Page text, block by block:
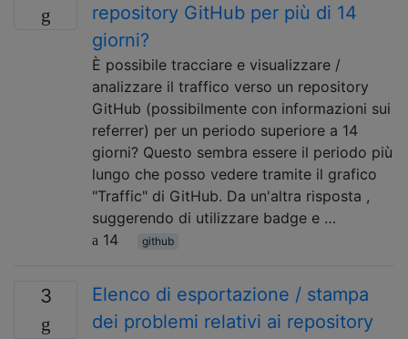
repository GitHub per più di 14
giorni?
È possibile tracciare e visualizzare /
analizzare il traffico verso un repository
GitHub (possibilmente con informazioni sui
referrer) per un periodo superiore a 14
giorni? Questo sembra essere il periodo più
lungo che posso vedere tramite il grafico
"Traffic" di GitHub. Da un'altra risposta ,
suggerendo di utilizzare badge e …
14
github
3
Elenco di esportazione / stampa
dei problemi relativi ai repository